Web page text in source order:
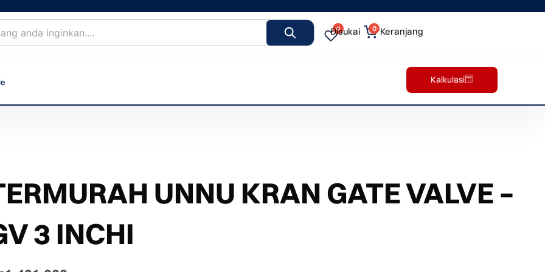
0
Disukai 0 Keranjang
Kalkulasi
UNNU KRAN GATE VALVE –
3 INCHI